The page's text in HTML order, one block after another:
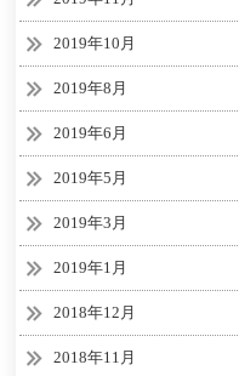
2019年10月
2019年8月
2019年6月
2019年5月
2019年3月
2019年1月
2018年12月
2018年11月